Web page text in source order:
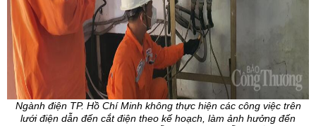
Ngành điện TP. Hồ Chí Minh không thực hiện các công việc trên
lưới điện dẫn đến cắt điện theo kế hoạch, làm ảnh hưởng đến